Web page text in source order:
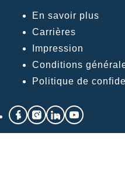
En savoir plus
Carrières
Impression
Conditions
Politique de